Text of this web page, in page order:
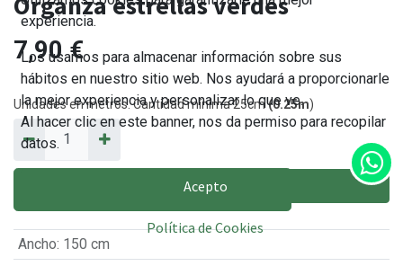
7,90€
Unidades en metros. Cantidad mínima 25cm(0.25m)
AÑADIR AL CARRITO
Ancho: 150 cm
experiencia.
Los usamos para almacenar información sobre sus
hábitos en nuestro sitio web. Nos ayudará a proporcionarle
la mejor experiencia y personalizar lo que ve.
Al hacer clic en este banner, nos da permiso para recopilar
datos.
Acepto
Política de Cookies